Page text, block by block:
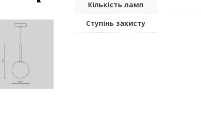
Кількість ламп
Ступінь захисту